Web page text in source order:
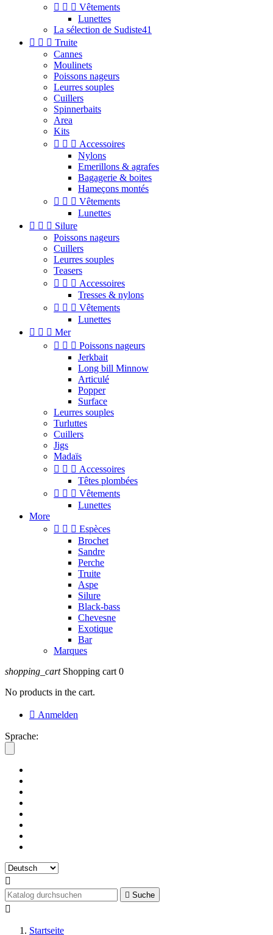
   Vêtements
Lunettes
La sélection de Sudiste41
   Truite
Cannes
Moulinets
Poissons nageurs
Leurres souples
Cuillers
Spinnerbaits
Area
Kits
   Accessoires
Nylons
Emerillons & agrafes
Bagagerie & boites
Hameçons montés
   Vêtements
Lunettes
   Silure
Poissons nageurs
Cuillers
Leurres souples
Teasers
   Accessoires
Tresses & nylons
   Vêtements
Lunettes
   Mer
   Poissons nageurs
Jerkbait
Long bill Minnow
Articulé
Popper
Surface
Leurres souples
Turluttes
Cuillers
Jigs
Madaïs
   Accessoires
Têtes plombées
   Vêtements
Lunettes
More
   Espèces
Brochet
Sandre
Perche
Truite
Aspe
Silure
Black-bass
Chevesne
Exotique
Bar
Marques
shopping_cart Shopping cart 0
No products in the cart.
 Anmelden
Sprache:

 Suche

Startseite